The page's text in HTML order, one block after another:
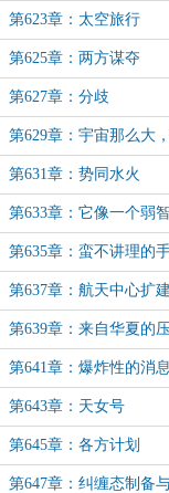
第623章：太空旅行
第625章：两方谋夺
第627章：分歧
第629章：宇宙那么大
去看看
第631章：势同水火
第633章：它像一个弱
第635章：蛮不讲理的
第637章：航天中心扩
第639章：来自华夏的
第641章：爆炸性的消息
第643章：天女号
第645章：各方计划
第647章：纠缠态制备